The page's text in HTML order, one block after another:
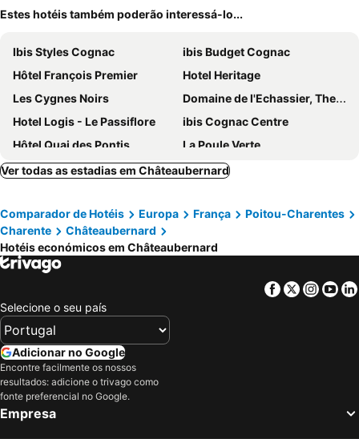
Estes hotéis também poderão interessá-lo...
Ibis Styles Cognac
ibis Budget Cognac
Hôtel François Premier
Hotel Heritage
Les Cygnes Noirs
Domaine de l'Echassier, The Originals Relais
Hotel Logis - Le Passiflore
ibis Cognac Centre
Hôtel Quai des Pontis
La Poule Verte
Ver todas as estadias em Châteaubernard
Comparador de Hotéis Europa França
Poitou-Charentes
Charente
Châteaubernard
Hotéis económicos em Châteaubernard
Facebook
Twitter
Selecione o seu país
Adicionar no Google
Encontre facilmente os nossos
resultados: adicione o trivago como
fonte preferencial no Google.
Empresa